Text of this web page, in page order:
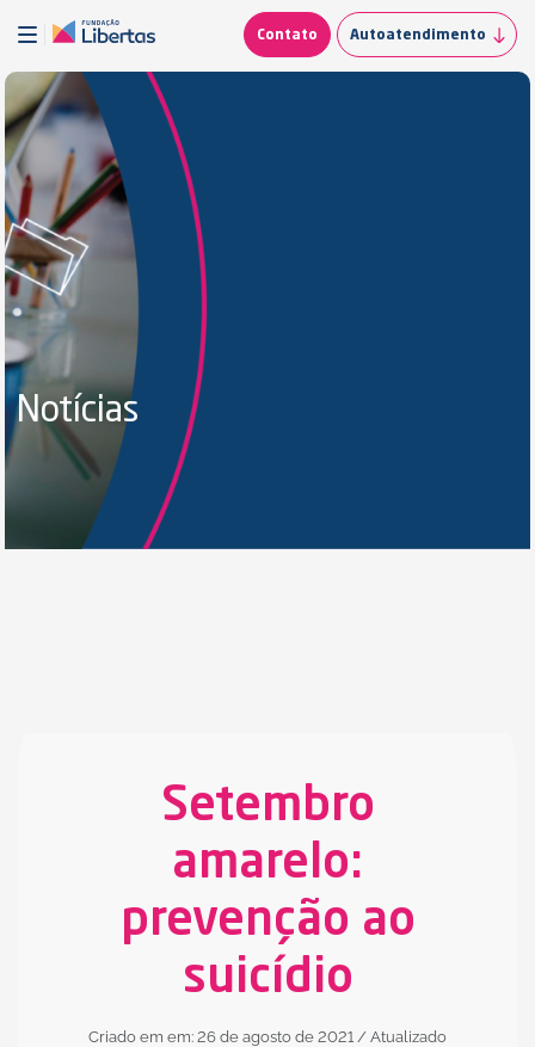
Contato Autoatendimento
Notícias
Setembro
amarelo:
prevenção ao
suicídio
Criado em em: 26 de agosto de 2021 / Atualizado